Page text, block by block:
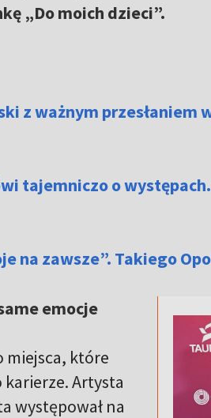
„Do moich dzieci”.
z ważnym przesłaniem
tajemniczo o
na zawsze”. Takiego
emocje
miejsca, które
karierze. Artysta
występował na